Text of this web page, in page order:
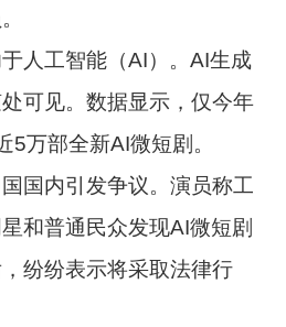
工智能（AI）。AI生成
可见。数据显示，仅今年
5万部全新AI微短剧。
内引发争议。演员称工
和普通民众发现AI微短剧
纷纷表示将采取法律行